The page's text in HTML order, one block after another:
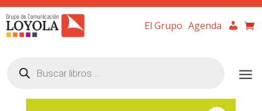
El Grupo Agenda
productos